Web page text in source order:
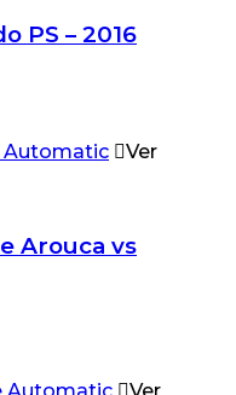
PS – 2016
Ver
Arouca vs
Ver